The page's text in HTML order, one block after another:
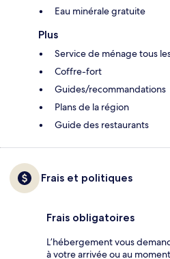
Eau minérale gratuite
Plus
Service de ménage tous
Coffre-fort
Guides/recommandations
Plans de la région
Guide des restaurants
Frais et politiques
Frais obligatoires
L’hébergement vous
à votre arrivée ou au